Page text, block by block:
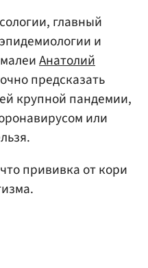
главный
и
Анатолий
предсказать
крупной пандемии,
или
прививка от кори